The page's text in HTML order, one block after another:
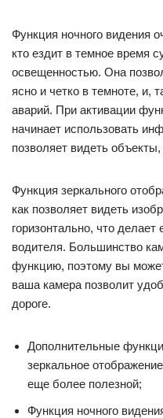
Функция ночного видения
кто ездит в темное время
освещенностью. Она
ясно и четко в темноте, и,
аварий. При активации
начинает использовать
позволяет видеть
Функция зеркального
как позволяет видеть
горизонтально, что
водителя. Большинство
функцию, поэтому вы
ваша камера позволит
дороге.
Дополнительные
зеркальное
еще более полезной;
Функция ночного